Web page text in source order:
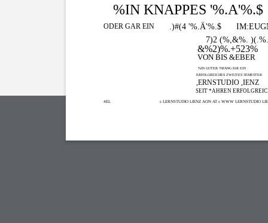
7)2 (%,&%.
&%2)%.+523%
VON BIS &EBER
%IN GUTER !NFANG FàR EIN
ERFOLGREICHES ZWEITES 3EMESTER
,ERNSTUDIO ,IENZ
SEIT *AHREN
%IN KNAPPES '%.Ä'%.$
ODER GAR EIN .)#(4 '%.Ä'%.$
4EL s LERNSTUDIO LIENZ AON AT s WWW LERNSTUDIO